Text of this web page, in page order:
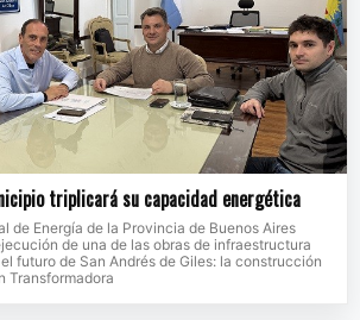
triplicará su capacidad energética
de Energía de la Provincia de Buenos Aires
de una de las obras de infraestructura
futuro de San Andrés de Giles: la construcción
Transformadora